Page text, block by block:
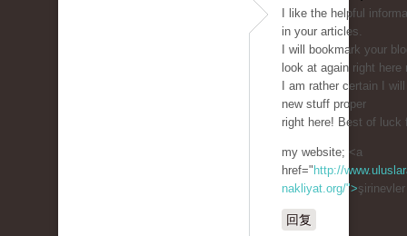
I like the helpful
in your articles.
I will bookmark your
look at again right here
I am rather certain I
new stuff proper
right here! Best of luck
my website; <a
href=" http://
nakliyat.org/">
回复